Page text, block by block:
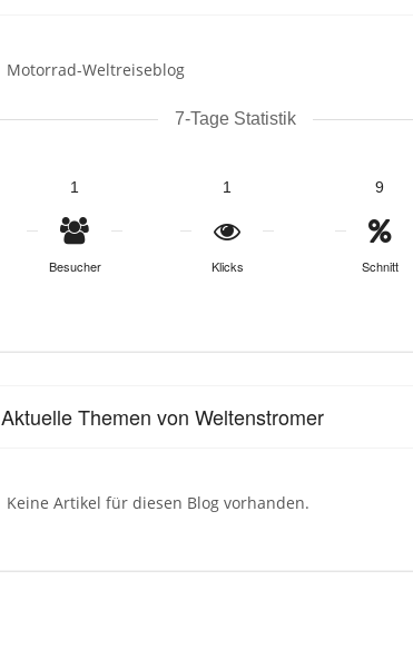
Motorrad-Weltreiseblog
7-Tage Statistik
1
Besucher
1
Klicks
9
Schnitt
Aktuelle Themen von Weltenstromer
Keine Artikel für diesen Blog vorhanden.